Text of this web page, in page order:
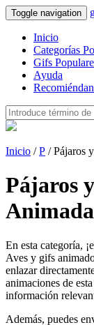
Toggle navigation
Inicio
Categorías
Gifs
Ayuda
Inicio /P / Pájaros
Pájaros
En esta categoría,
Aves y gifs
enlazar
animaciones de
información
Además, puedes